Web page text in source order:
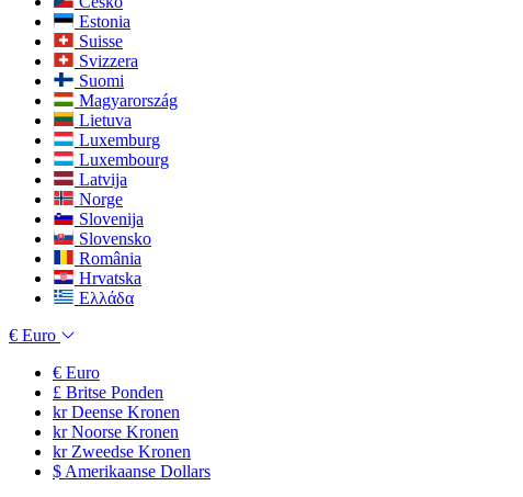
Estonia
Suisse
Svizzera
Suomi
Magyarország
Lietuva
Luxemburg
Luxembourg
Latvija
Norge
Slovenija
Slovensko
România
Hrvatska
Ελλάδα
€ Euro
€ Euro
£ Britse Ponden
krDeense Kronen
krNoorse Kronen
krZweedse Kronen
$ Amerikaanse Dollars